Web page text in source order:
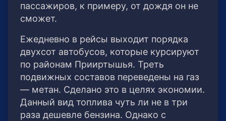
пассажиров, к примеру, от дождя он не
сможет.
Ежедневно в рейсы выходит порядка
двухсот автобусов, которые курсируют
по районам Прииртышья. Треть
подвижных составов переведены на газ
— метан. Сделано это в целях экономии.
Данный вид топлива чуть ли не в три
раза дешевле бензина. Однако с